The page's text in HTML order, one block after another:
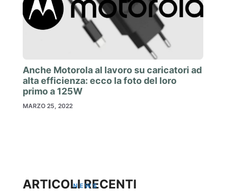
Anche Motorola al lavoro su caricatori ad
alta efficienza: ecco la foto del loro
primo a 125W
MARZO 25, 2022
ARTICOLI RECENTI
NEWS